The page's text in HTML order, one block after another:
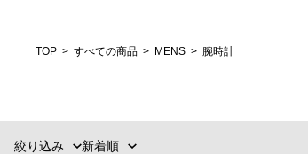
TOP すべての商品 MENS 腕時計
絞り込み 新着順
WOMENS MENS